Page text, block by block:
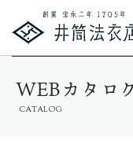
WEBカタロ
CATALOG